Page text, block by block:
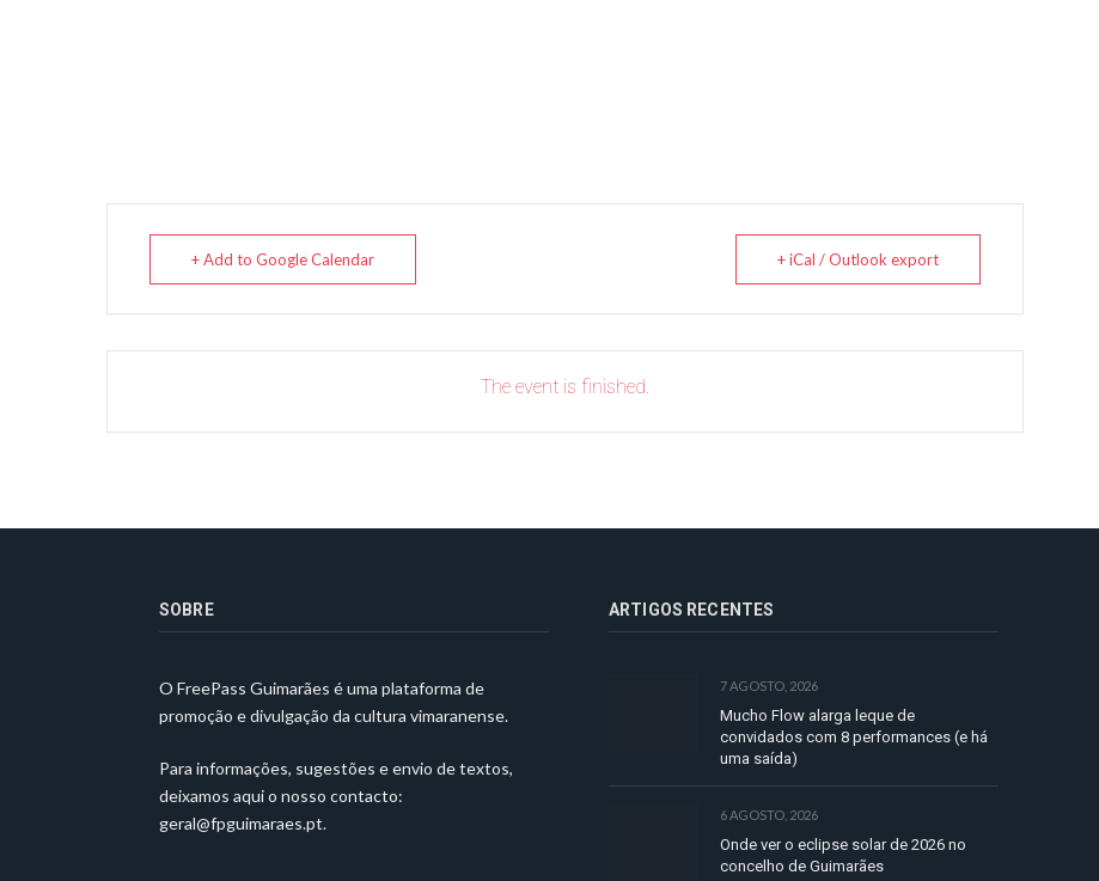
+ Add to Google Calendar + iCal / Outlook export
The event is finished.
SOBRE
O FreePass Guimarães é uma plataforma de
promoção e divulgação da cultura vimaranense.
Para informações, sugestões e envio de textos,
deixamos aqui o nosso contacto:
geral@fpguimaraes.pt.
ARTIGOS RECENTES
7 AGOSTO, 2026
Mucho Flow alarga leque de
convidados com 8 performances (e há
uma saída)
6 AGOSTO, 2026
Onde ver o eclipse solar de 2026 no
concelho de Guimarães